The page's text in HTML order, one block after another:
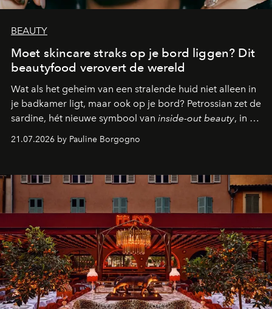
BEAUTY
Moet skincare straks op je bord liggen? Dit
beautyfood verovert de wereld
Wat als het geheim van een stralende huid niet alleen in
je badkamer ligt, maar ook op je bord? Petrossian zet de
sardine, hét nieuwe symbool van inside-out beauty, in de
kijker met twee gastronomische creaties.
21.07.2026 by Pauline Borgogno